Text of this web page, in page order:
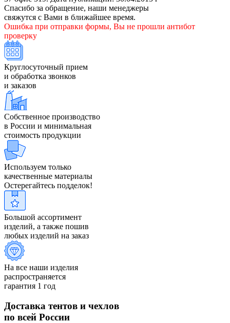
Спасибо за обращение, наши менеджеры
свяжутся с Вами в ближайшее время.
Ошибка при отправки формы, Вы не прошли антибот
проверку
Круглосуточный прием
и обработка звонков
и заказов
Собственное производство
в России и минимальная
стоимость продукции
Используем только
качественные материалы
Остерегайтесь подделок!
Большой ассортимент
изделий, а также пошив
любых изделий на заказ
На все наши изделия
распространяется
гарантия 1 год
Доставка тентов и чехлов
по всей России